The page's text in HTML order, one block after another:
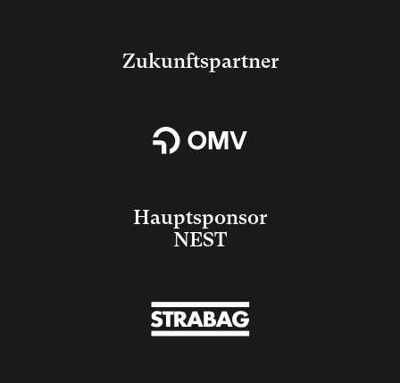
Zukunftspartner
Hauptsponsor
NEST